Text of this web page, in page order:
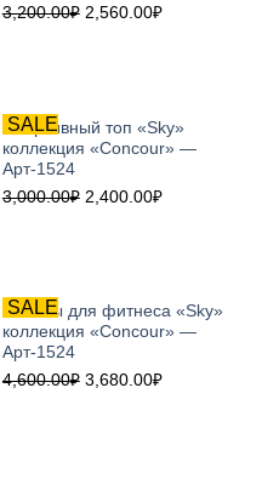
3,200.00₽ 2,560.00₽
SALE
Спортивный топ «Sky»
коллекция «Concour» —
Арт-1524
3,000.00₽ 2,400.00₽
SALE
Лосины для фитнеса «Sky»
коллекция «Concour» —
Арт-1524
4,600.00₽ 3,680.00₽